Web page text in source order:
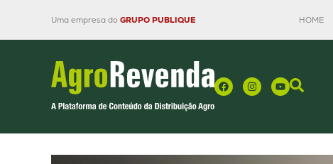
Uma empresa do GRUPO PUBLIQUE HOME